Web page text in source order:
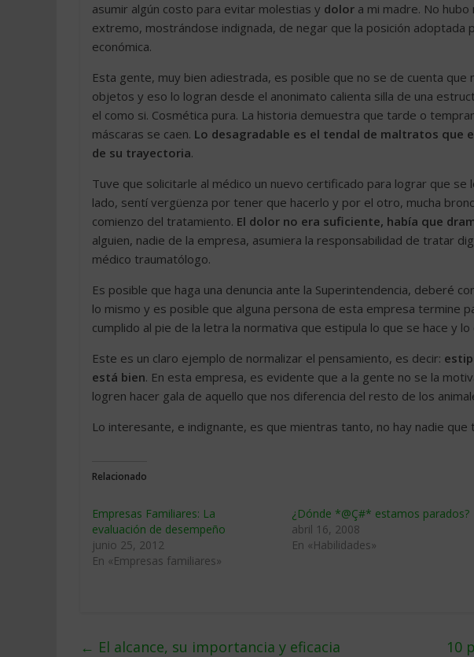
asumir algún costo para evitar molestias y dolor a mi madre. No hubo
extremo, mostrándose indignada, de negar que la posición adoptada
económica.
Esta gente, muy bien adiestrada, es posible que no se de cuenta
objetos y eso lo logran desde el anonimato calienta silla de una
el como si. Cosmética pura. La historia demuestra que tarde o
máscaras se caen. Lo desagradable es el tendal de maltratos que
de su trayectoria.
Tuve que solicitarle al médico un nuevo certificado para lograr que
lado, sentí vergüenza por tener que hacerlo y por el otro, mucha
comienzo del tratamiento. El dolor no era suficiente, había que
alguien, nadie de la empresa, asumiera la responsabilidad de tratar
médico traumatólogo.
Es posible que haga una denuncia ante la Superintendencia, deberé
lo mismo y es posible que alguna persona de esta empresa termine
cumplido al pie de la letra la normativa que estipula lo que se hace y lo
Este es un claro ejemplo de normalizar el pensamiento, es decir:
está bien. En esta empresa, es evidente que a la gente no se la
logren hacer gala de aquello que nos diferencia del resto de los
Lo interesante, e indignante, es que mientras tanto, no hay nadie que
Relacionado
Empresas Familiares: La
evaluación de desempeño
junio 25, 2012
En «Empresas familiares»
¿Dónde *@Ç#* estamos parados?
abril 16, 2008
En «Habilidades»
← El alcance, su importancia y eficacia 10